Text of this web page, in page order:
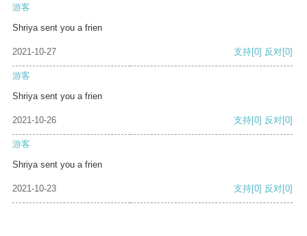
游客
Shriya sent you a frien
2021-10-27 支持[0] 反对[0]
游客
Shriya sent you a frien
2021-10-26 支持[0] 反对[0]
游客
Shriya sent you a frien
2021-10-23 支持[0] 反对[0]